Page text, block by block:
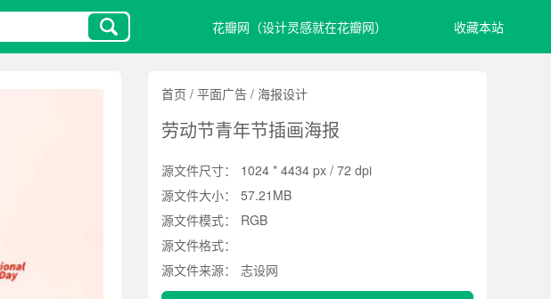
花瓣网（设计灵感就在花瓣网） 收藏本站
首页 / 平面广告 / 海报设计
劳动节青年节插画海报
源文件尺寸：
1024 * 4434 px / 72 dpi
源文件大小：
57.21MB
源文件模式：
RGB
源文件格式：
源文件来源：
志设网